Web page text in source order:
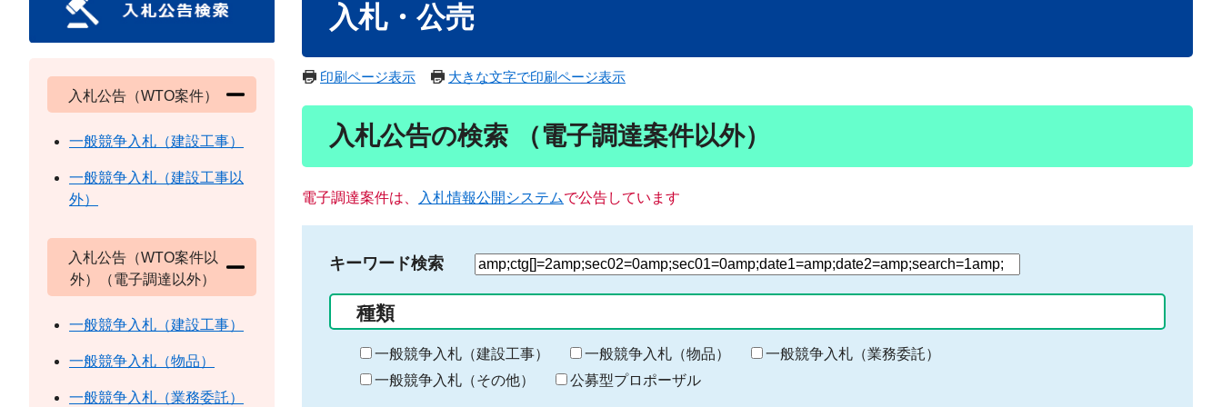
入札・公売
印刷ページ表示 大きな文字で印刷ページ表示
入札公告の検索 （電子調達案件以外）
電子調達案件は、 入札情報公開システムで公告しています
キーワード検索
検
る
キ
ー
種類
一般競争入札（建設工事） 一般競争入札（物品）
一般競争入札（業務委託）
一般競争入札（その他）
公募型プロポーザル
入札公告（WTO案件）
一般競争入札（建設工事）
一般競争入札（建設工事以
外）
入札公告（WTO案件以
外）（電子調達以外）
一般競争入札（建設工事）
一般競争入札（物品）
一般競争入札（業務委託）